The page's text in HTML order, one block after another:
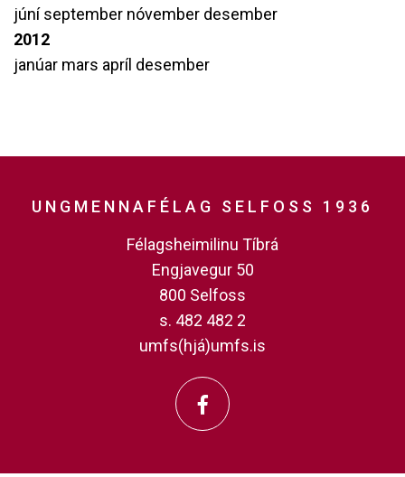
júníseptember nóvember desember
2012
janúar mars apríl desember
UNGMENNAFÉLAG SELFOSS 1936
Félagsheimilinu Tíbrá
Engjavegur 50
800 Selfoss
s. 482 482 2
umfs(hjá)umfs.is